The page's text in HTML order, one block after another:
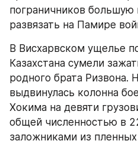
пограничников
развязать на Памире
В Висхарвском ущелье
Казахстана сумели
родного брата Ризвона.
выдвинулась колонна
Хокима на девяти
общей численностью в
заложниками из